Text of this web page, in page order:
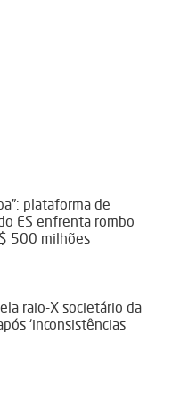
plataforma de
ES enfrenta rombo
500 milhões
raio-X societário da
‘inconsistências